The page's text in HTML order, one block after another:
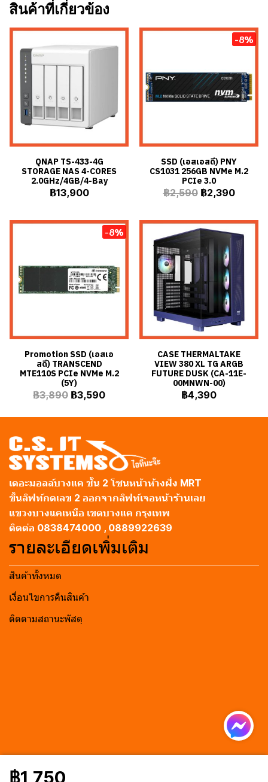
สินค้าที่เกี่ยวข้อง
QNAP TS-433-4G
STORAGE NAS 4-CORES
2.0GHz/4GB/4-Bay
฿13,900
-8%
SSD (เอสเอสดี) PNY
CS1031 256GB NVMe M.2
PCIe 3.0
฿2,590 ฿2,390
-8%
Promotion SSD (เอสเอ
สดี) TRANSCEND
MTE110S PCIe NVMe M.2
(5Y)
฿3,890 ฿3,590
CASE THERMALTAKE
VIEW 380 XL TG ARGB
FUTURE DUSK (CA-11E-
00MNWN-00)
฿4,390
฿1,750
เดอะมอลล์บางแค ชั้น 2 โซนหน้าห้างฝั่ง MRT
ขึ้นลิฟท์กดเลข 2 ออกจากลิฟท์เจอหน้าร้านเลย
แขวงบางแคเหนือ เขตบางแค กรุงเทพ
ติดต่อ 0838474000 , 0889922639
รายละเอียดเพิ่มเติม
สินค้าทั้งหมด
เงื่อนไขการคืนสินค้า
ติดตามสถานะพัสดุ